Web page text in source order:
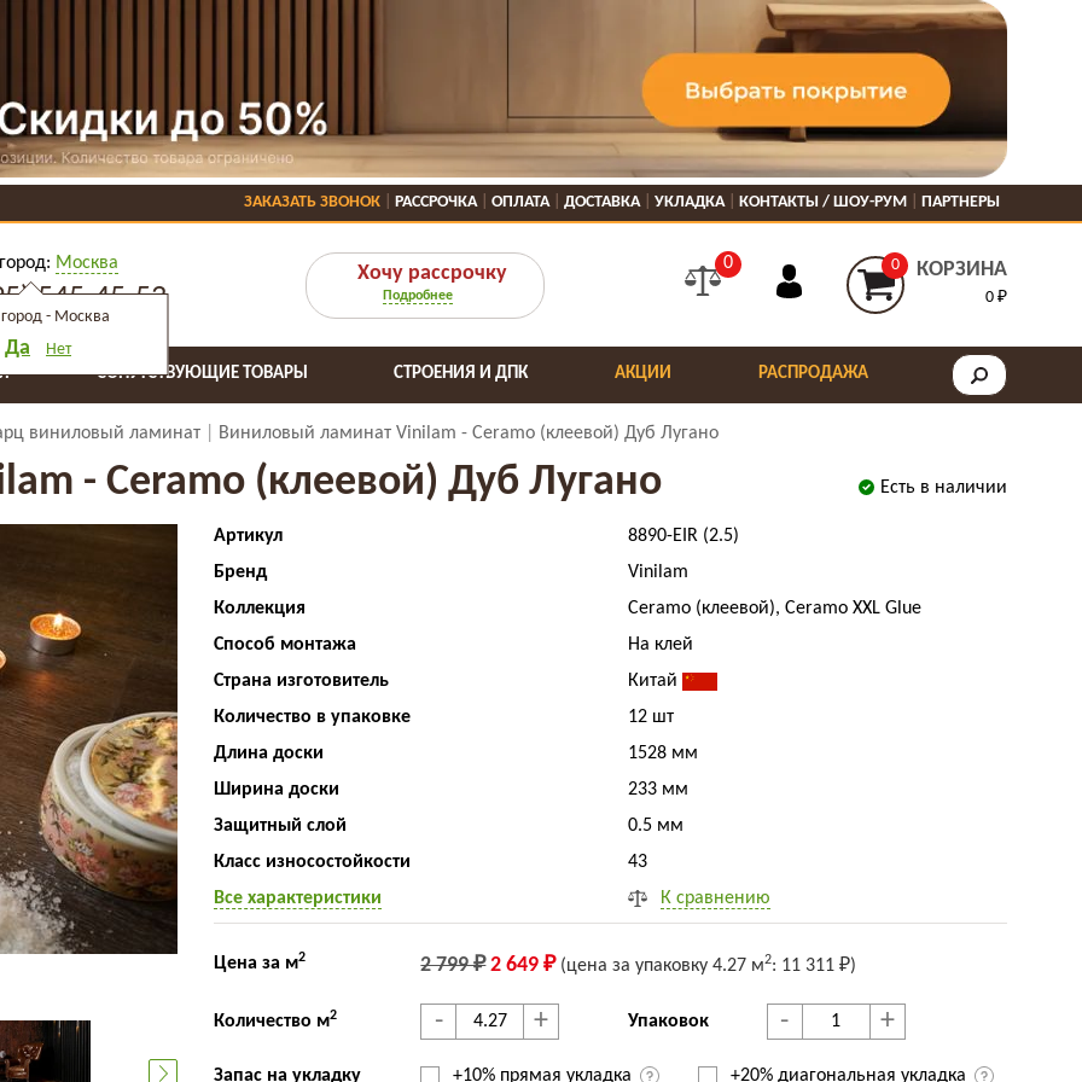
ЗАКАЗАТЬ ЗВОНОК РАССРОЧКА ОПЛАТА ДОСТАВКА УКЛАДКА КОНТАКТЫ / ШОУ-РУМ ПАРТНЕРЫ
Москва
- Москва
Да Нет
545-45-53
Хочу рассрочку
Подробнее
0 0 КОРЗИНА
0 ₽
СОПУТСТВУЮЩИЕ ТОВАРЫ РАСПРОДАЖА
СТРОЕНИЯ И ДПК АКЦИИ
виниловый ламинат Виниловый ламинат Vinilam - Ceramo (клеевой) Дуб Лугано
Есть в наличии
- Ceramo (клеевой) Дуб Лугано
Артикул
8890-EIR (2.5)
Бренд
Vinilam
Коллекция
Ceramo (клеевой), Ceramo XXL Glue
Способ монтажа
На клей
Страна изготовитель
Китай
Количество в упаковке
12 шт
Длина доски
1528 мм
Ширина доски
233 мм
Защитный слой
0.5 мм
Класс износостойкости
43
Все характеристики
К сравнению
Цена за м2 2 799 ₽ 2 649 ₽ (цена за упаковку 4.27 м2: 11 311 ₽)
Количество м2 - + Упаковок - +
Запас на укладку +10% прямая укладка +20% диагональная укладка